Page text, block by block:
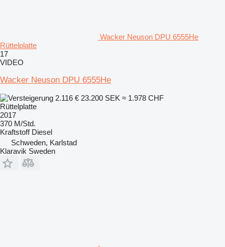
Wacker Neuson DPU 6555He
Rüttelplatte
17
VIDEO
Wacker Neuson DPU 6555He
2.116 € 23.200 SEK ≈ 1.978 CHF
Rüttelplatte
2017
370 M/Std.
Kraftstoff Diesel
Schweden, Karlstad
Klaravik Sweden